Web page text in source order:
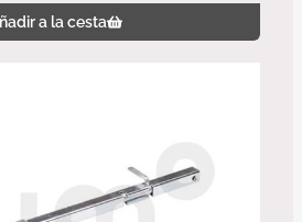
a la cesta